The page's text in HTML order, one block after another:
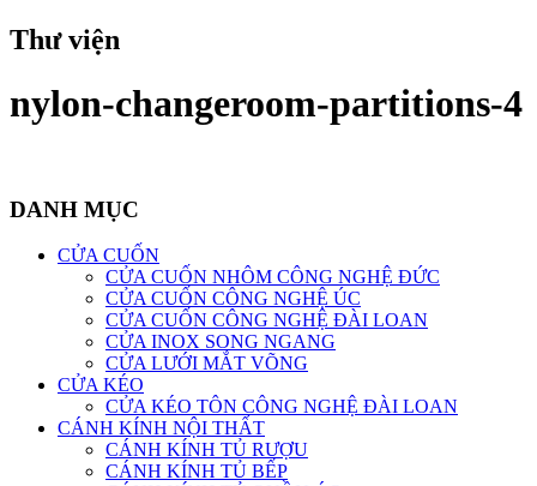
Thư viện
nylon-changeroom-partitions-4
DANH MỤC
CỬA CUỐN
CỬA CUỐN NHÔM CÔNG NGHỆ ĐỨC
CỬA CUỐN CÔNG NGHỆ ÚC
CỬA CUỐN CÔNG NGHỆ ĐÀI LOAN
CỬA INOX SONG NGANG
CỬA LƯỚI MẮT VÕNG
CỬA KÉO
CỬA KÉO TÔN CÔNG NGHỆ ĐÀI LOAN
CÁNH KÍNH NỘI THẤT
CÁNH KÍNH TỦ RƯỢU
CÁNH KÍNH TỦ BẾP